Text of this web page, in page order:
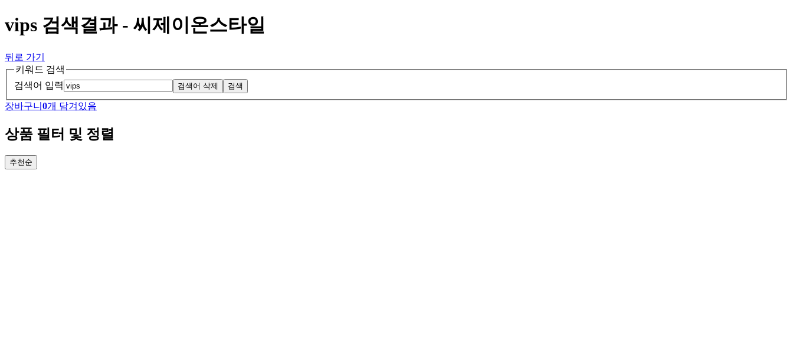
vips 검색결과 - 씨제이온스타일
뒤로 가기
키워드 검색
검색어 입력
검색어 삭제 검색
장바구니 0개 담겨있음
상품 필터 및 정렬
추천순